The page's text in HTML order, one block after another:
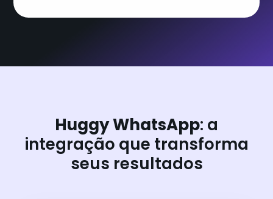
Huggy WhatsApp: a
integração que transforma
seus resultados